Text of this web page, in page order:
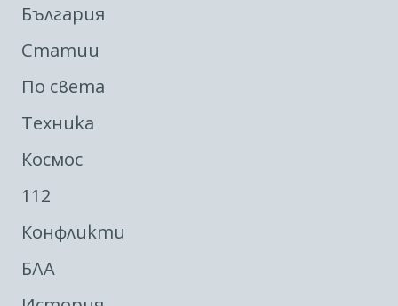
България
Статии
По света
Техника
Космос
112
Конфликти
БЛА